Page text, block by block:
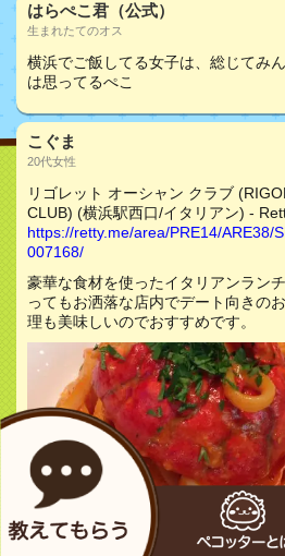
はらぺこ君（公式）
生まれたてのオス
横浜でご飯してる女子は、総じてみ
は思ってるぺこ
こぐま
20代女性
リゴレット オーシャン クラブ
CLUB) (横浜駅西口/イタリアン) -
https://retty.me/area/PRE14/ARE38/
007168/
豪華な食材を使ったイタリアンラン
ってもお洒落な店内でデート向きの
理も美味しいのでおすすめです。